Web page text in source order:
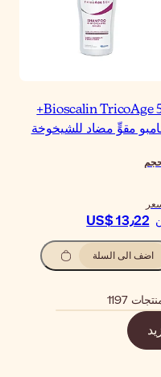
Bioscalin TricoAge 50+
مقوٍّ مضاد للشيخوخة
US$ 13٫22
اضف الى السلة